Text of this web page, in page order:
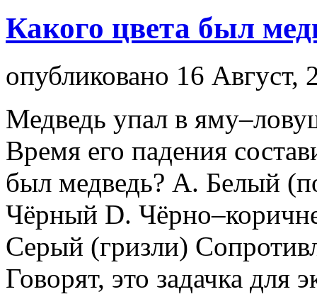
Какого цвета был
опубликовано 16 Август,
Медведь упал в
Время его падения
был медведь? А. Белый
Чёрный D.
Серый (гризли)
Говорят, это задачка для